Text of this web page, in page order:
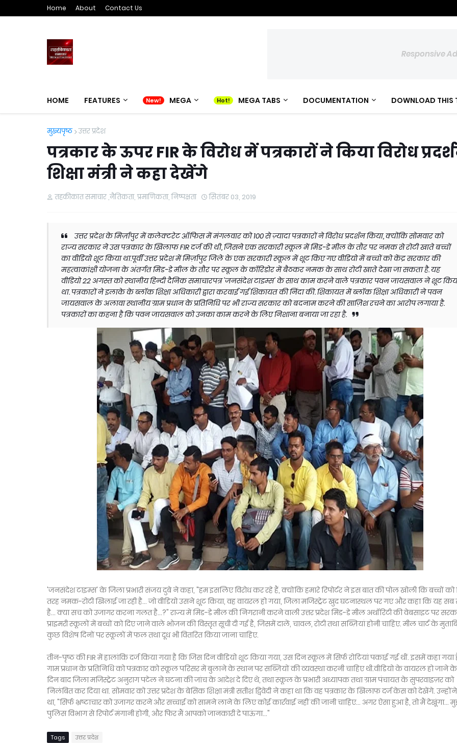
Home About Contact Us
Responsive
HOME FEATURES MEGA MEGA TABS DOCUMENTATION DOWNLOAD THIS
मुख्यपृष्ठ उत्तर प्रदेश
पत्रकार के ऊपर FIR के विरोध में पत्रकारों ने किया विरोध
शिक्षा मंत्री ने कहा देखेंगे
तहकीकात समाचार ,नैतिकता, प्रमाणिकता, निष्पक्षता सितंबर 03, 2019
उत्तर प्रदेश के मिर्ज़ापुर में कलेक्टरेट ऑफिस में मंगलवार को 100 से ज़्यादा पत्रकारों ने विरोध प्रदर्शन किया, क्योंकि सोमवार को
राज्य सरकार ने उस पत्रकार के खिलाफ FIR दर्ज की थी, जिसने एक सरकारी स्कूल में मिड-डे मील के तौर पर नमक से रोटी खाते बच्चों
का वीडियो शूट किया था.पूर्वी उत्तर प्रदेश में मिर्ज़ापुर जिले के एक सरकारी स्कूल में शूट किए गए वीडियो में बच्चों को केंद्र सरकार की
महत्वाकांक्षी योजना के अंतर्गत मिड-डे मील के तौर पर स्कूल के कॉरिडोर में बैठकर नमक के साथ रोटी खाते देखा जा सकता है. यह
वीडियो 22 अगस्त को स्थानीय हिन्दी दैनिक समाचारपत्र 'जनसंदेश टाइम्स' के साथ काम करने वाले पत्रकार पवन जायसवाल ने शूट
था. पत्रकारों ने इलाके के ब्लॉक शिक्षा अधिकारी द्वारा करवाई गई शिकायत की निंदा की. शिकायत में ब्लॉक शिक्षा अधिकारी ने पवन
जायसवाल के अलावा स्थानीय ग्राम प्रधान के प्रतिनिधि पर भी राज्य सरकार को बदनाम करने की साज़िश रचने का आरोप लगाया है.
पत्रकारों का कहना है कि पवन जायसवाल को उनका काम करने के लिए निशाना बनाया जा रहा है.
'जनसंदेश टाइम्स' के जिला प्रभारी संजय दुबे ने कहा, "हम इसलिए विरोध कर रहे हैं, क्योंकि हमारे रिपोर्टर ने इस बात की पोल खोली कि बच्चों
तरह नमक-रोटी खिलाई जा रही है... जो वीडियो उसने शूट किया, वह वायरल हो गया, जिला मजिस्ट्रेट खुद घटनास्थल पर गए और कहा कि यह
है... क्या सच को उजागर करना गलत है...?" राज्य में मिड-डे मील की निगरानी करने वाली उत्तर प्रदेश मिड-डे मील अथॉरिटी की वेबसाइट पर
प्राइमरी स्कूलों में बच्चों को दिए जाने वाले भोजन की विस्तृत सूची दी गई है, जिसमें दालें, चावल, रोटी तथा सब्ज़ियां होनी चाहिए. मील चार्ट के
कुछ विशेष दिनों पर स्कूलों में फल तथा दूध भी वितरित किया जाना चाहिए.
तीन-पृष्ठ की FIR में हालांकि दर्ज किया गया है कि जिस दिन वीडियो शूट किया गया, उस दिन स्कूल में सिर्फ रोटियां पकाई गई थीं. इसमें कहा गया
गाम प्रधान के प्रतिनिधि को पत्रकार को स्कूल परिसर में बुलाने के स्थान पर सब्ज़ियों की व्यवस्था करनी चाहिए थी.वीडियो के वायरल हो जाने
दिन बाद जिला मजिस्ट्रेट अनुराग पटेल ने घटना की जांच के आदेश दे दिए थे, तथा स्कूल के प्रभारी अध्यापक तथा ग्राम पंचायत के सुपरवाइज़र को
निलंबित कर दिया था. सोमवार को उत्तर प्रदेश के बेसिक शिक्षा मंत्री सतीश द्विवेदी ने कहा था कि वह पत्रकार के खिलाफ दर्ज केस को देखेंगे.
था, "सिर्फ भ्रष्टाचार को उजागर करने और सच्चाई को सामने लाने के लिए कोई कार्रवाई नहीं की जानी चाहिए... अगर ऐसा हुआ है, तो मैं देखूंगा...
पुलिस विभाग से रिपोर्ट मंगानी होगी, और फिर मैं आपको जानकारी दे पाऊंगा..."
Tags उत्तर प्रदेश